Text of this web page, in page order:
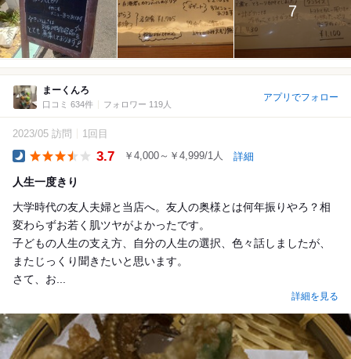
7
まーくんろ
口コミ 634件 フォロワー 119人
アプリでフォロー
2023/05 訪問 1回目
3.7 ￥4,000～￥4,999/1人 詳細
人生一度きり
大学時代の友人夫婦と当店へ。友人の奥様とは何年振りやろ？相
変わらずお若く肌ツヤがよかったです。
子どもの人生の支え方、自分の人生の選択、色々話しましたが、
またじっくり聞きたいと思います。
さて、お...
詳細を見る